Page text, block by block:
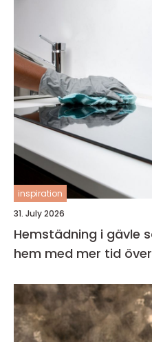
inspiration
31. July 2026
Hemstädning i gävle så skapar du ett rent
hem med mer tid över